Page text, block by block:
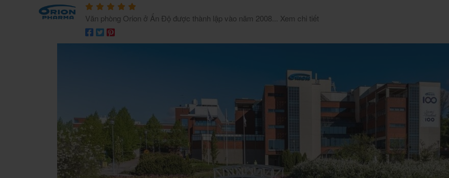
Văn phòng Orion ở Ấn Độ được thành lập vào năm 2008... Xem chi tiết